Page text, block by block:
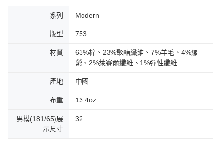
系列 Modern
版型 753
材質
63%棉、23%聚酯纖維、7%羊毛、4%縲
縈、2%萊賽爾纖維、1%彈性纖維
產地 中國
布重 13.4oz
男模(181/65)展
示尺寸
32